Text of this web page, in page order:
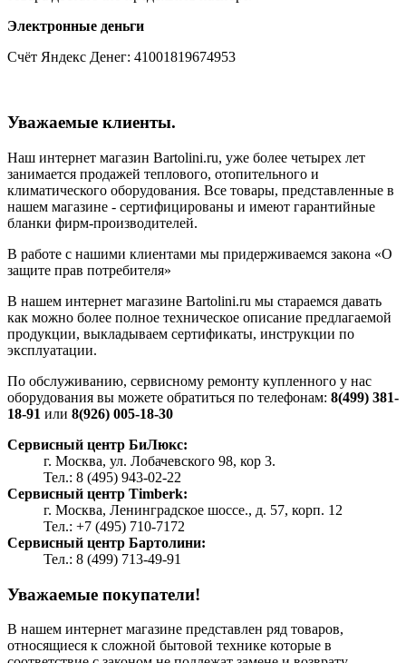
Электронные деньги
Счёт Яндекс Денег: 41001819674953
Уважаемые клиенты.
Наш интернет магазин Bartolini.ru, уже более четырех лет
занимается продажей теплового, отопительного и
климатического оборудования. Все товары, представленные в
нашем магазине - сертифицированы и имеют гарантийные
бланки фирм-производителей.
В работе с нашими клиентами мы придерживаемся закона «О
защите прав потребителя»
В нашем интернет магазине Bartolini.ru мы стараемся давать
как можно более полное техническое описание предлагаемой
продукции, выкладываем сертификаты, инструкции по
эксплуатации.
По обслуживанию, сервисному ремонту купленного у нас
оборудования вы можете обратиться по телефонам: 8(499) 381-
18-91 или 8(926) 005-18-30
Сервисный центр БиЛюкс:
г. Москва, ул. Лобачевского 98, кор 3.
Тел.: 8 (495) 943-02-22
Сервисный центр Timberk:
г. Москва, Ленинградское шоссе., д. 57, корп. 12
Тел.: +7 (495) 710-7172
Сервисный центр Бартолини:
Тел.: 8 (499) 713-49-91
Уважаемые покупатели!
В нашем интернет магазине представлен ряд товаров,
относящиеся к сложной бытовой технике которые в